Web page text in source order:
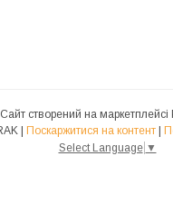
Сайт створений на маркетплейсі
Поскаржитися на контент
Select Language ▼